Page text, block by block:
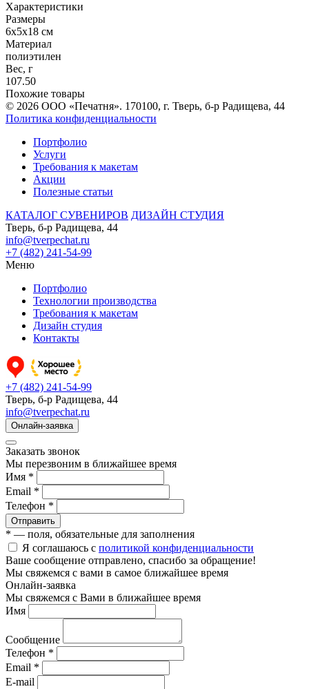
Характеристики
Размеры
6х5х18 см
Материал
полиэтилен
Вес, г
107.50
Похожие товары
© 2026 ООО «Печатня». 170100, г. Тверь, б-р Радищева, 44
Политика конфиденциальности
Портфолио
Услуги
Требования к макетам
Акции
Полезные статьи
КАТАЛОГ СУВЕНИРОВ ДИЗАЙН СТУДИЯ
Тверь, б-р Радищева, 44
info@tverpechat.ru
+7 (482) 241-54-99
Меню
Портфолио
Технологии производства
Требования к макетам
Дизайн студия
Контакты
+7 (482) 241-54-99
Тверь, б-р Радищева, 44
info@tverpechat.ru
Онлайн-заявка
Заказать звонок
Мы перезвоним в ближайшее время
Имя *
Email *
Телефон *
Отправить
* — поля, обязательные для заполнения
Я соглашаюсь с политикой конфиденциальности
Ваше сообщение отправлено, спасибо за обращение!
Мы свяжемся с вами в самое ближайшее время
Онлайн-заявка
Мы свяжемся с Вами в ближайшее время
Имя
Сообщение
Телефон *
Email *
E-mail